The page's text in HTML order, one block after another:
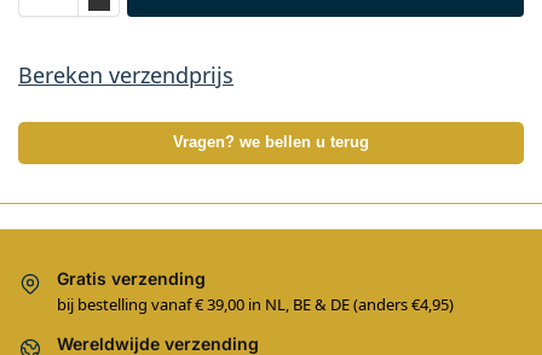
Bereken verzendprijs
Vragen? we bellen u terug
Gratis verzending
bij bestelling vanaf € 39,00 in NL, BE & DE (anders €4,95)
Wereldwijde verzending